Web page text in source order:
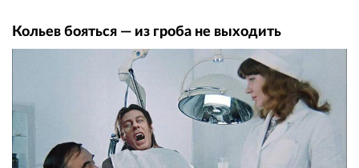
Кольев бояться — из гроба не выходить